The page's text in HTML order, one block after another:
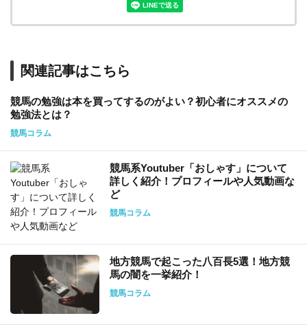
関連記事はこちら
競馬の勉強は本を買ってするのがよい？初心者にオススメの
勉強法とは？
競馬コラム
競馬系Youtuber「おしゃす」について
詳しく紹介！プロフィールや人気動画な
ど
競馬コラム
地方競馬で起こった八百長5選！地方競
馬の闇を一挙紹介！
競馬コラム